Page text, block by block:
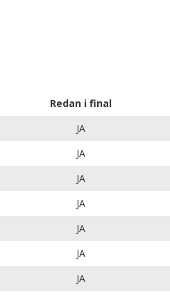
Redan i final
JA
JA
JA
JA
JA
JA
JA